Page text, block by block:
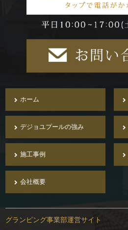
ホーム
デジョユプールの強み
施工事例
会社概要
グランピング事業部運営サイト